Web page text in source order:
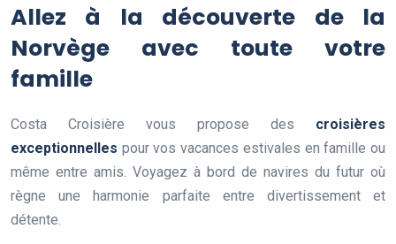
Allez à la découverte de la
Norvège avec toute votre
famille
Costa Croisière vous propose des croisières
exceptionnelles pour vos vacances estivales en famille ou
même entre amis. Voyagez à bord de navires du futur où
règne une harmonie parfaite entre divertissement et
détente.